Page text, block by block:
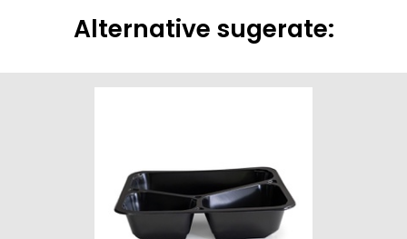
Alternative sugerate: